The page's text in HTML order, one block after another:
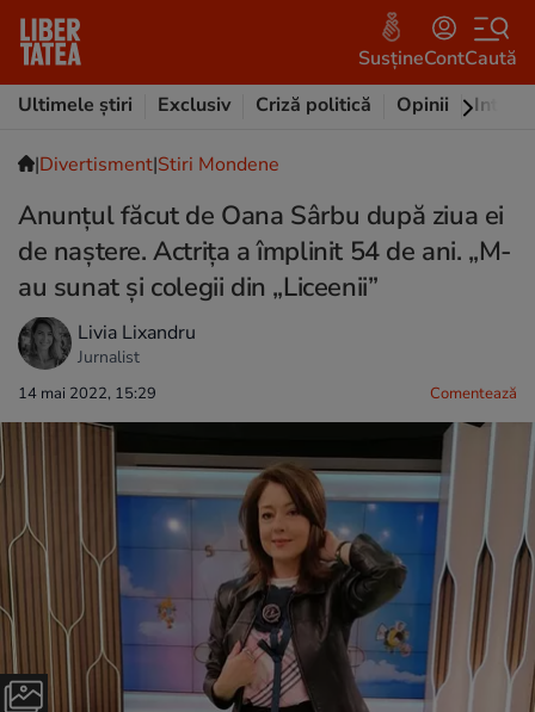
SusțineContCaută
Ultimele știri
Exclusiv Criză politică Opinii
|Divertisment|Stiri Mondene
Anunțul făcut de Oana Sârbu după ziua ei
de naștere. Actrița a împlinit 54 de ani. „M-
au sunat și colegii din „Liceenii”
Livia Lixandru
Jurnalist
14 mai 2022, 15:29 Comentează